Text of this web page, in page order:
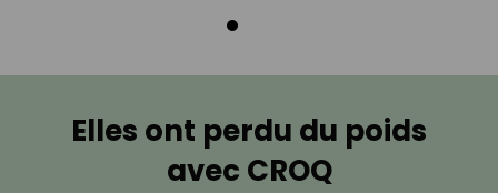
Elles ont perdu du poids
avec CROQ